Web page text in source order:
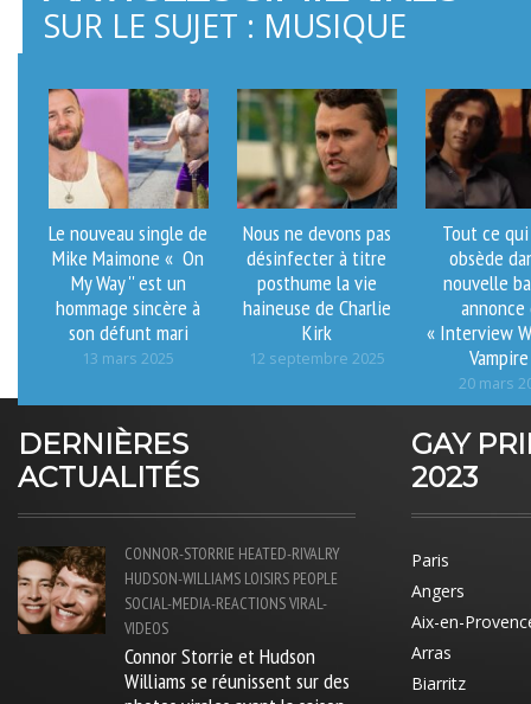
SUR LE SUJET : MUSIQUE
Le nouveau single de
Mike Maimone « On
My Way '' est un
hommage sincère à
son défunt mari
13 mars 2025
Nous ne devons pas
désinfecter à titre
posthume la vie
haineuse de Charlie
Kirk
12 septembre 2025
Tout ce
obsède
nouvelle
annonce
« Interview
20 mars
DERNIÈRES
ACTUALITÉS
CONNOR-STORRIE HEATED-RIVALRY
HUDSON-WILLIAMS LOISIRS PEOPLE
SOCIAL-MEDIA-REACTIONSVIRAL-
VIDEOS
Connor Storrie et Hudson
Williams se réunissent sur des
GAY
2023
Paris
Angers
Aix-en-
Arras
Biarritz